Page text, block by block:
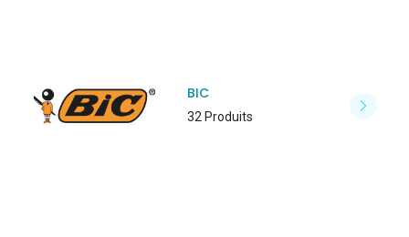
BIC
32 Produits